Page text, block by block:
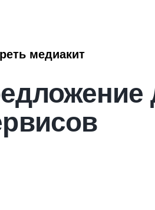
медиакит